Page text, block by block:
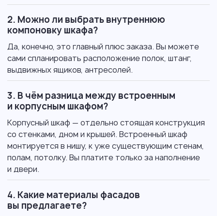
2. Можно ли выбрать внутреннюю
компоновку шкафа?
Да, конечно, это главный плюс заказа. Вы можете
сами спланировать расположение полок, штанг,
выдвижных ящиков, антресолей.
3. В чём разница между встроенным
и корпусным шкафом?
Корпусный шкаф — отдельно стоящая конструкция
со стенками, дном и крышей. Встроенный шкаф
монтируется в нишу, к уже существующим стенам,
полам, потолку. Вы платите только за наполнение
и двери.
4. Какие материалы фасадов
вы предлагаете?